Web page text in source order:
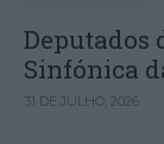
Deputados
Sinfónica
31 DE JULHO, 2026